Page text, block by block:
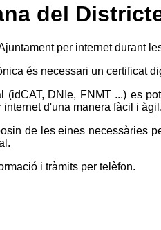
del
per internet durant
és necessari un certificat
(idCAT, DNIe, FNMT ...) es
d'una manera fàcil i
de les eines necessàries
i tràmits per telèfon.